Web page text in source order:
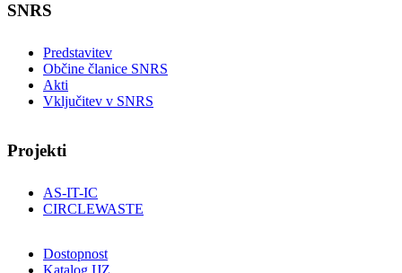
SNRS
Predstavitev
Občine članice SNRS
Akti
Vključitev v SNRS
Projekti
AS-IT-IC
CIRCLEWASTE
Dostopnost
Katalog IJZ